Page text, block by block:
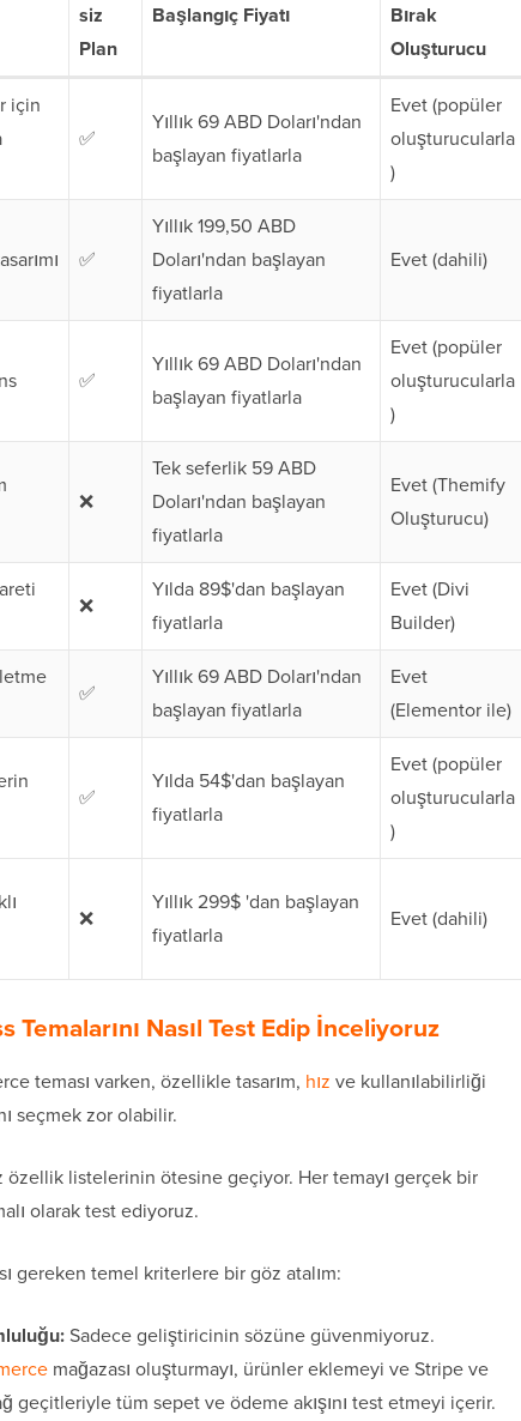
siz
Plan
Başlangıç Fiyatı
Bırak
Oluşturucu
için
✅
Yıllık 69 ABD Doları'ndan
başlayan fiyatlarla
Evet (popüler
oluşturucularla
)
✅
Yıllık 199,50 ABD
Doları'ndan başlayan
fiyatlarla
Evet (dahili)
✅
Yıllık 69 ABD Doları'ndan
başlayan fiyatlarla
Evet (popüler
oluşturucularla
)
❌
Tek seferlik 59 ABD
Doları'ndan başlayan
fiyatlarla
Evet (Themify
Oluşturucu)
❌
Yılda 89$'dan başlayan
fiyatlarla
Evet (Divi
Builder)
✅
Yıllık 69 ABD Doları'ndan
başlayan fiyatlarla
Evet
(Elementor ile)
✅
Yılda 54$'dan başlayan
fiyatlarla
Evet (popüler
oluşturucularla
)
❌
Yıllık 299$ 'dan başlayan
fiyatlarla
Evet (dahili)
Nasıl Test Edip İnceliyoruz
teması varken, özellikle tasarım, hız ve kullanılabilirliği
seçmek zor olabilir.
listelerinin ötesine geçiyor. Her temayı gerçek bir
olarak test ediyoruz.
gereken temel kriterlere bir göz atalım:
Sadece geliştiricinin sözüne güvenmiyoruz.
mağazası oluşturmayı, ürünler eklemeyi ve Stripe ve
geçitleriyle tüm sepet ve ödeme akışını test etmeyi içerir.